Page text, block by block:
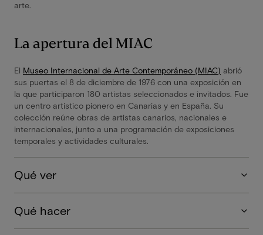
arte.
La apertura del MIAC
El Museo Internacional de Arte Contemporáneo (MIAC) abrió
sus puertas el 8 de diciembre de 1976 con una exposición en
la que participaron 180 artistas seleccionados e invitados. Fue
un centro artístico pionero en Canarias y en España. Su
colección reúne obras de artistas canarios, nacionales e
internacionales, junto a una programación de exposiciones
temporales y actividades culturales.
Qué ver
Qué hacer